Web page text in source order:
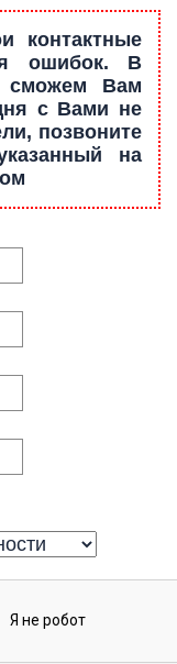
контактные
ошибок. В
сможем Вам
с Вами не
позвоните
на